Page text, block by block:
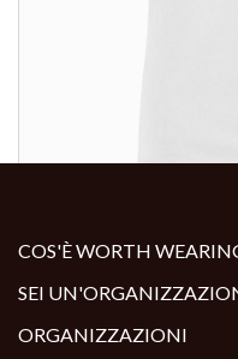
COS'È WORTH
SEI
ORGANIZZAZIONI